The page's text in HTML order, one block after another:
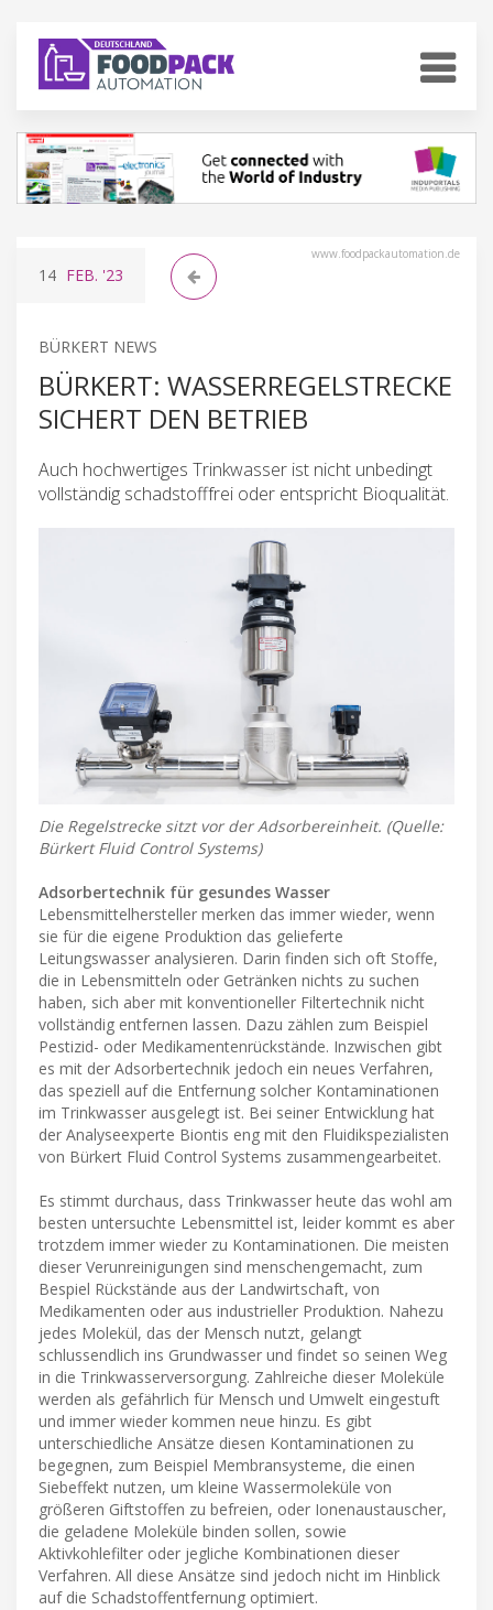
www.foodpackautomation.de
14 FEB. '23
BÜRKERT NEWS
BÜRKERT: WASSERREGELSTRECKE
SICHERT DEN BETRIEB
Auch hochwertiges Trinkwasser ist nicht unbedingt
vollständig schadstofffrei oder entspricht Bioqualität.
Die Regelstrecke sitzt vor der Adsorbereinheit. (Quelle:
Bürkert Fluid Control Systems)
Adsorbertechnik für gesundes Wasser
Lebensmittelhersteller merken das immer wieder, wenn
sie für die eigene Produktion das gelieferte
Leitungswasser analysieren. Darin finden sich oft Stoffe,
die in Lebensmitteln oder Getränken nichts zu suchen
haben, sich aber mit konventioneller Filtertechnik nicht
vollständig entfernen lassen. Dazu zählen zum Beispiel
Pestizid- oder Medikamentenrückstände. Inzwischen gibt
es mit der Adsorbertechnik jedoch ein neues Verfahren,
das speziell auf die Entfernung solcher Kontaminationen
im Trinkwasser ausgelegt ist. Bei seiner Entwicklung hat
der Analyseexperte Biontis eng mit den Fluidikspezialisten
von Bürkert Fluid Control Systems zusammengearbeitet.
Es stimmt durchaus, dass Trinkwasser heute das wohl am
besten untersuchte Lebensmittel ist, leider kommt es aber
trotzdem immer wieder zu Kontaminationen. Die meisten
dieser Verunreinigungen sind menschengemacht, zum
Bespiel Rückstände aus der Landwirtschaft, von
Medikamenten oder aus industrieller Produktion. Nahezu
jedes Molekül, das der Mensch nutzt, gelangt
schlussendlich ins Grundwasser und findet so seinen Weg
in die Trinkwasserversorgung. Zahlreiche dieser Moleküle
werden als gefährlich für Mensch und Umwelt eingestuft
und immer wieder kommen neue hinzu. Es gibt
unterschiedliche Ansätze diesen Kontaminationen zu
begegnen, zum Beispiel Membransysteme, die einen
Siebeffekt nutzen, um kleine Wassermoleküle von
größeren Giftstoffen zu befreien, oder Ionenaustauscher,
die geladene Moleküle binden sollen, sowie
Aktivkohlefilter oder jegliche Kombinationen dieser
Verfahren. All diese Ansätze sind jedoch nicht im Hinblick
auf die Schadstoffentfernung optimiert.